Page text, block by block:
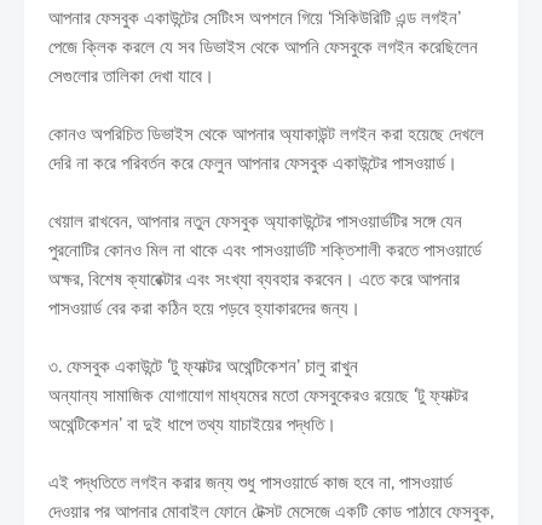
আপনার ফেসবুক একাউন্টের সেটিংস অপশনে গিয়ে ‘সিকিউরিটি এন্ড লগইন’
পেজে ক্লিক করলে যে সব ডিভাইস থেকে আপনি ফেসবুকে লগইন করেছিলেন
সেগুলোর তালিকা দেখা যাবে।
কোনও অপরিচিত ডিভাইস থেকে আপনার অ্যাকাউন্ট লগইন করা হয়েছে দেখলে
দেরি না করে পরিবর্তন করে ফেলুন আপনার ফেসবুক একাউন্টের পাসওয়ার্ড।
খেয়াল রাখবেন, আপনার নতুন ফেসবুক অ্যাকাউন্টের পাসওয়ার্ডটির সঙ্গে যেন
পুরনোটির কোনও মিল না থাকে এবং পাসওয়ার্ডটি শক্তিশালী করতে পাসওয়ার্ডে
অক্ষর, বিশেষ ক্যারেক্টার এবং সংখ্যা ব্যবহার করবেন। এতে করে আপনার
পাসওয়ার্ড বের করা কঠিন হয়ে পড়বে হ্যাকারদের জন্য।
৩. ফেসবুক একাউন্টে ‘টু ফ্যাক্টর অথেন্টিকেশন‌’ চালু রাখুন
অন্যান্য সামাজিক যোগাযোগ মাধ্যমের মতো ফেসবুকেরও রয়েছে ‘টু ফ্যাক্টর
অথেন্টিকেশন‌’ বা দুই ধাপে তথ্য যাচাইয়ের পদ্ধতি।
এই পদ্ধতিতে লগইন করার জন্য শুধু পাসওয়ার্ডে কাজ হবে না, পাসওয়ার্ড
দেওয়ার পর আপনার মোবাইল ফোনে টেক্সট মেসেজে একটি কোড পাঠাবে ফেসবুক,